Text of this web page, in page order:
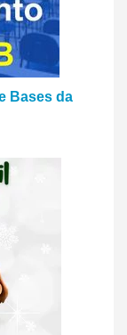
Bases da